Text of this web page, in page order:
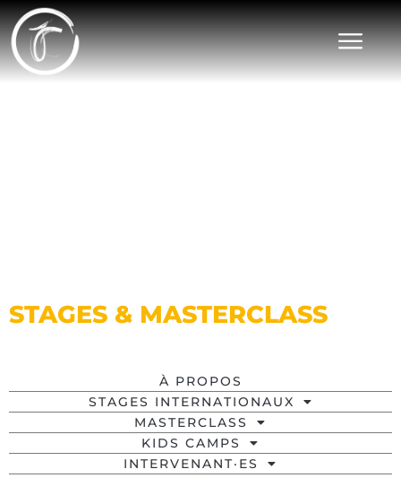
STAGES & MASTERCLASS
À PROPOS
STAGES INTERNATIONAUX
MASTERCLASS
KIDS CAMPS
INTERVENANT·ES